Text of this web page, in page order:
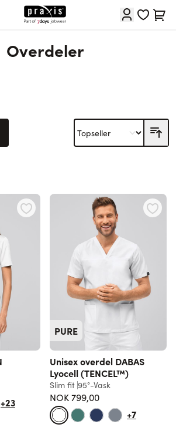
Cart
Overdeler
+23
PURE
Unisex overdel DABAS
Lyocell (TENCEL™)
Slim fit 95°-Vask
NOK 799,00
+7